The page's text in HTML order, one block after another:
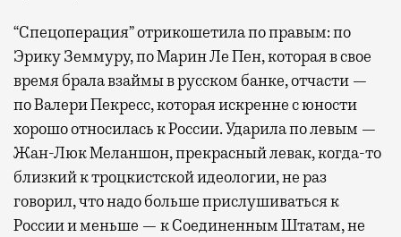
“Спецоперация” отрикошетила по правым: по
Эрику Земмуру, по Марин Ле Пен, которая в свое
время брала взаймы в русском банке, отчасти —
по Валери Пекресс, которая искренне с юности
хорошо относилась к России. Ударила по левым —
Жан-Люк Меланшон, прекрасный левак, когда-то
близкий к троцкистской идеологии, не раз
говорил, что надо больше прислушиваться к
России и меньше — к Соединенным Штатам, не